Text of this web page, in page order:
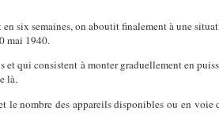
six semaines, on aboutit finalement à une
mai 1940.
qui consistent à monter graduellement en
là.
nombre des appareils disponibles ou en voie